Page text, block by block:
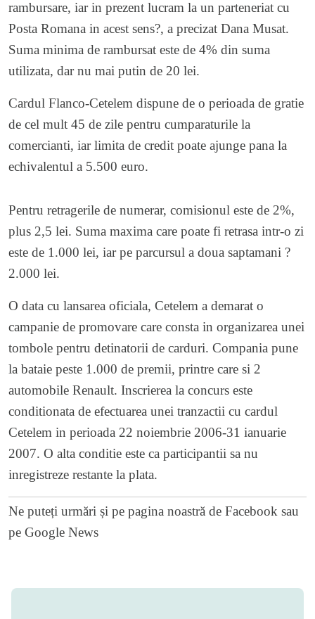
rambursare, iar in prezent lucram la un parteneriat cu
Posta Romana in acest sens?, a precizat Dana Musat.
Suma minima de rambursat este de 4% din suma
utilizata, dar nu mai putin de 20 lei.
Cardul Flanco-Cetelem dispune de o perioada de gratie
de cel mult 45 de zile pentru cumparaturile la
comercianti, iar limita de credit poate ajunge pana la
echivalentul a 5.500 euro.
Pentru retragerile de numerar, comisionul este de 2%,
plus 2,5 lei. Suma maxima care poate fi retrasa intr-o zi
este de 1.000 lei, iar pe parcursul a doua saptamani ?
2.000 lei.
O data cu lansarea oficiala, Cetelem a demarat o
campanie de promovare care consta in organizarea unei
tombole pentru detinatorii de carduri. Compania pune
la bataie peste 1.000 de premii, printre care si 2
automobile Renault. Inscrierea la concurs este
conditionata de efectuarea unei tranzactii cu cardul
Cetelem in perioada 22 noiembrie 2006-31 ianuarie
2007. O alta conditie este ca participantii sa nu
inregistreze restante la plata.
Ne puteți urmări și pe pagina noastră de Facebook sau
pe Google News